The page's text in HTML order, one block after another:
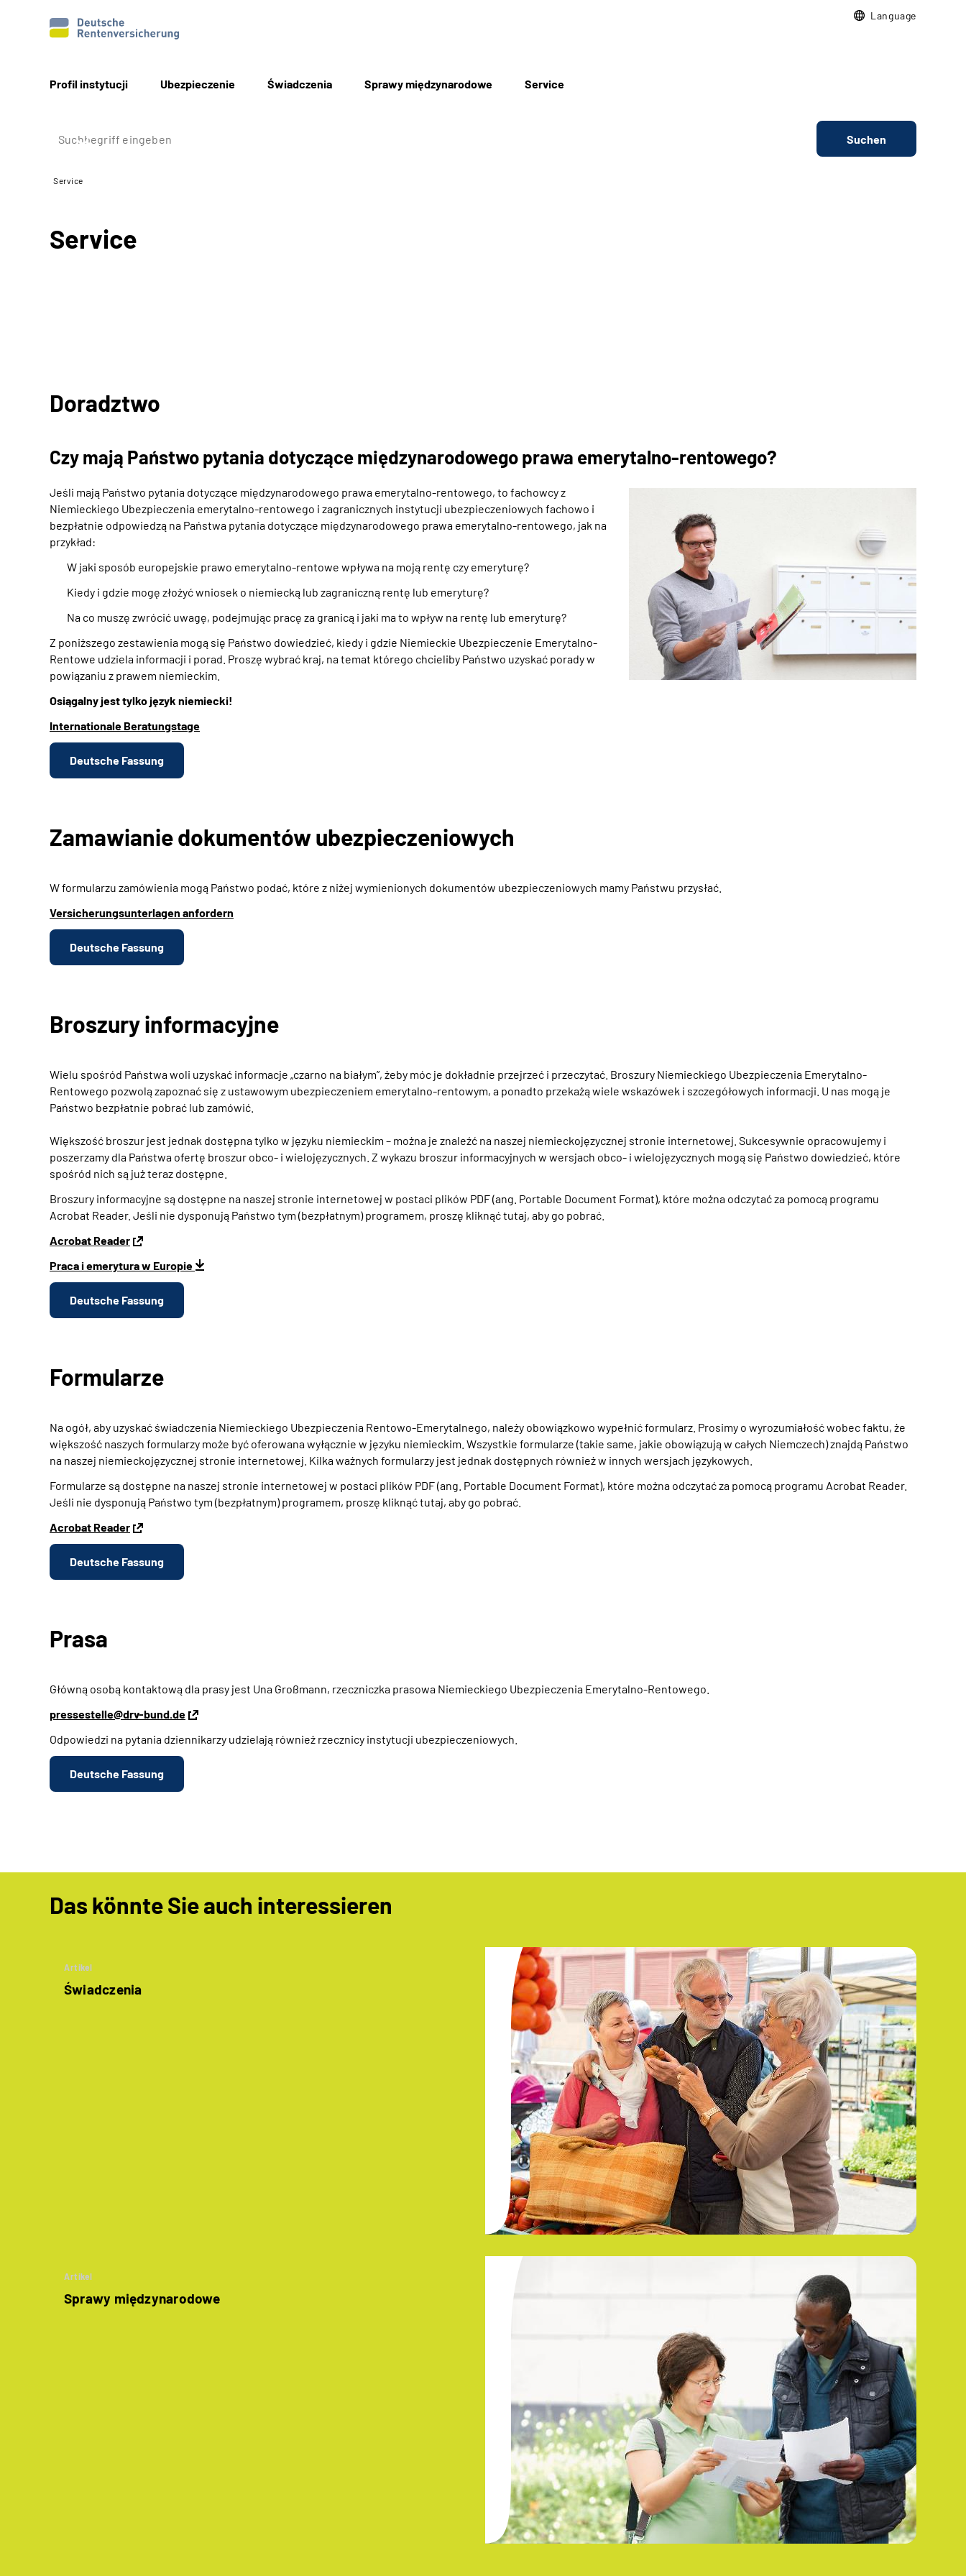
Language
Profil instytucji Ubezpieczenie Świadczenia Sprawy międzynarodowe Service
Suchen
Service
Service
Doradztwo
Czy mają Państwo pytania dotyczące międzynarodowego prawa emerytalno-rentowego?
Jeśli mają Państwo pytania dotyczące międzynarodowego prawa emerytalno-rentowego, to fachowcy z
Niemieckiego Ubezpieczenia emerytalno-rentowego i zagranicznych instytucji ubezpieczeniowych fachowo i
bezpłatnie odpowiedzą na Państwa pytania dotyczące międzynarodowego prawa emerytalno-rentowego, jak na
przykład:
W jaki sposób europejskie prawo emerytalno-rentowe wpływa na moją rentę czy emeryturę?
Kiedy i gdzie mogę złożyć wniosek o niemiecką lub zagraniczną rentę lub emeryturę?
Na co muszę zwrócić uwagę, podejmując pracę za granicą i jaki ma to wpływ na rentę lub emeryturę?
Z poniższego zestawienia mogą się Państwo dowiedzieć, kiedy i gdzie Niemieckie Ubezpieczenie Emerytalno-
Rentowe udziela informacji i porad. Proszę wybrać kraj, na temat którego chcieliby Państwo uzyskać porady w
powiązaniu z prawem niemieckim.
Osiągalny jest tylko język niemiecki!
Internationale Beratungstage
Deutsche Fassung
Zamawianie dokumentów ubezpieczeniowych
W formularzu zamówienia mogą Państwo podać, które z niżej wymienionych dokumentów ubezpieczeniowych mamy Państwu przysłać.
Versicherungsunterlagen anfordern
Deutsche Fassung
Broszury informacyjne
Wielu spośród Państwa woli uzyskać informacje „czarno na białym”, żeby móc je dokładnie przejrzeć i przeczytać. Broszury Niemieckiego Ubezpieczenia Emerytalno-
Rentowego pozwolą zapoznać się z ustawowym ubezpieczeniem emerytalno-rentowym, a ponadto przekażą wiele wskazówek i szczegółowych informacji. U nas mogą je
Państwo bezpłatnie pobrać lub zamówić.
Większość broszur jest jednak dostępna tylko w języku niemieckim – można je znaleźć na naszej niemieckojęzycznej stronie internetowej. Sukcesywnie opracowujemy i
poszerzamy dla Państwa ofertę broszur obco- i wielojęzycznych. Z wykazu broszur informacyjnych w wersjach obco- i wielojęzycznych mogą się Państwo dowiedzieć, które
spośród nich są już teraz dostępne.
Broszury informacyjne są dostępne na naszej stronie internetowej w postaci plików PDF (ang. Portable Document Format), które można odczytać za pomocą programu
Acrobat Reader. Jeśli nie dysponują Państwo tym (bezpłatnym) programem, proszę kliknąć tutaj, aby go pobrać.
Acrobat Reader
Praca i emerytura w Europie
Deutsche Fassung
Formularze
Na ogół, aby uzyskać świadczenia Niemieckiego Ubezpieczenia Rentowo-Emerytalnego, należy obowiązkowo wypełnić formularz. Prosimy o wyrozumiałość wobec faktu, że
większość naszych formularzy może być oferowana wyłącznie w języku niemieckim. Wszystkie formularze (takie same, jakie obowiązują w całych Niemczech) znajdą Państwo
na naszej niemieckojęzycznej stronie internetowej. Kilka ważnych formularzy jest jednak dostępnych również w innych wersjach językowych.
Formularze są dostępne na naszej stronie internetowej w postaci plików PDF (ang. Portable Document Format), które można odczytać za pomocą programu Acrobat Reader.
Jeśli nie dysponują Państwo tym (bezpłatnym) programem, proszę kliknąć tutaj, aby go pobrać.
Acrobat Reader
Deutsche Fassung
Prasa
Główną osobą kontaktową dla prasy jest Una Großmann, rzeczniczka prasowa Niemieckiego Ubezpieczenia Emerytalno-Rentowego.
pressestelle@drv-bund.de
Odpowiedzi na pytania dziennikarzy udzielają również rzecznicy instytucji ubezpieczeniowych.
Deutsche Fassung
Das könnte Sie auch interessieren
Artikel
Świadczenia
Artikel
Sprawy międzynarodowe